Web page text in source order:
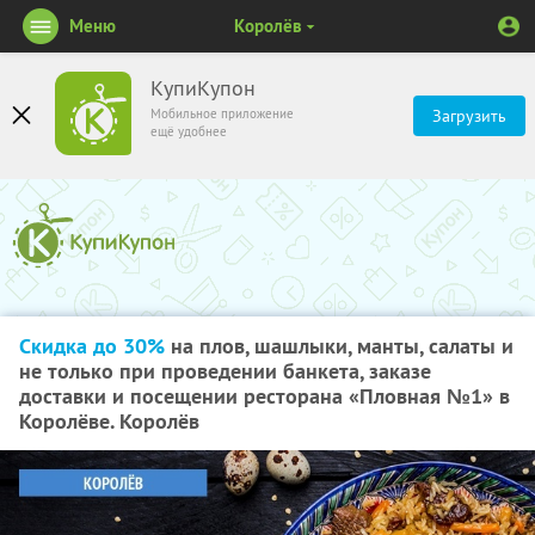
КупиКупон
Мобильное приложение
ещё удобнее
Загрузить
Меню Королёв
Скидка до 30% на плов, шашлыки, манты, салаты и
не только при проведении банкета, заказе
доставки и посещении ресторана «Пловная №1» в
Королёве. Королёв